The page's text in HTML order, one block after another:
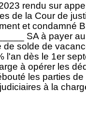
rendu sur
de la Cour de
et condamné
SA à payer
de solde de
l'an dès le 1er
à opérer les
les parties
à la